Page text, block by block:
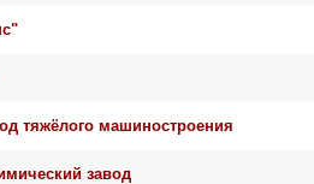
тяжёлого машиностроения
завод